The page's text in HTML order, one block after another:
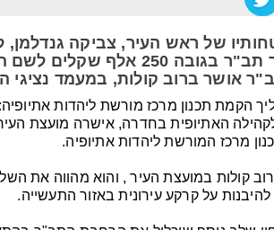
של ראש העיר, צביקה גנדלמן,
למועצת העיר תב"ר בגובה
אושר ברוב קולות, במעמד נציגי
הקמת תכנון מרכז מורשת ליהדות
מרכז המורשת ליהדות אתיופיה.
קולות במועצת העיר , והוא מהווה את
להיבנות על קרקע עירונית באזור התעשייה.